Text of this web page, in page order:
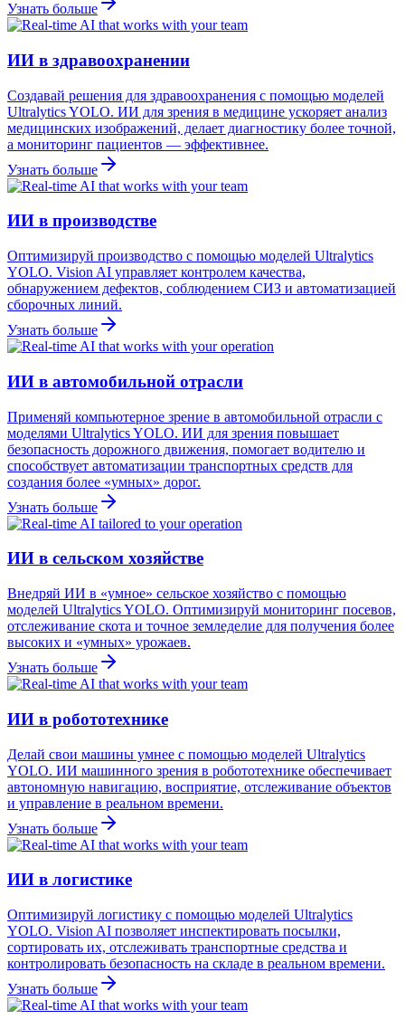
Узнать больше
ИИ в здравоохранении
Создавай решения для здравоохранения с помощью моделей
Ultralytics YOLO. ИИ для зрения в медицине ускоряет анализ
медицинских изображений, делает диагностику более точной,
а мониторинг пациентов — эффективнее.
Узнать больше
ИИ в производстве
Оптимизируй производство с помощью моделей Ultralytics
YOLO. Vision AI управляет контролем качества,
обнаружением дефектов, соблюдением СИЗ и автоматизацией
сборочных линий.
Узнать больше
ИИ в автомобильной отрасли
Применяй компьютерное зрение в автомобильной отрасли с
моделями Ultralytics YOLO. ИИ для зрения повышает
безопасность дорожного движения, помогает водителю и
способствует автоматизации транспортных средств для
создания более «умных» дорог.
Узнать больше
ИИ в сельском хозяйстве
Внедряй ИИ в «умное» сельское хозяйство с помощью
моделей Ultralytics YOLO. Оптимизируй мониторинг посевов,
отслеживание скота и точное земледелие для получения более
высоких и «умных» урожаев.
Узнать больше
ИИ в робототехнике
Делай свои машины умнее с помощью моделей Ultralytics
YOLO. ИИ машинного зрения в робототехнике обеспечивает
автономную навигацию, восприятие, отслеживание объектов
и управление в реальном времени.
Узнать больше
ИИ в логистике
Оптимизируй логистику с помощью моделей Ultralytics
YOLO. Vision AI позволяет инспектировать посылки,
сортировать их, отслеживать транспортные средства и
контролировать безопасность на складе в реальном времени.
Узнать больше